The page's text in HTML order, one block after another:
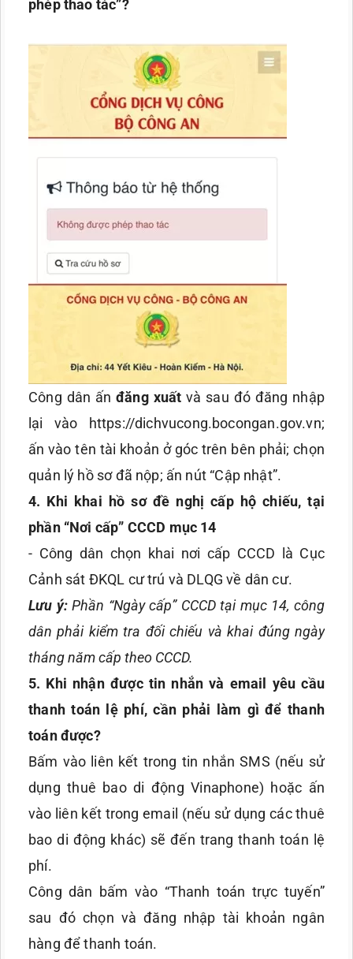
phép thao tác”?
Công dân ấnđăng xuấtvà sau đó đăng nhập
lại vào https://dichvucong.bocongan.gov.vn;
ấn vào tên tài khoản ở góc trên bên phải; chọn
quản lý hồ sơ đã nộp; ấn nút “Cập nhật”.
4. Khi khai hồ sơ đề nghị cấp hộ chiếu, tại
phần “Nơi cấp” CCCD mục 14
- Công dân chọn khai nơi cấp CCCD là Cục
Cảnh sát ĐKQL cư trú và DLQG về dân cư.
Lưu ý:Phần “Ngày cấp” CCCD tại mục 14, công
dân phải kiểm tra đối chiếu và khai đúng ngày
tháng năm cấp theo CCCD.
5. Khi nhận được tin nhắn và email yêu cầu
thanh toán lệ phí, cần phải làm gì để thanh
toán được?
Bấm vào liên kết trong tin nhắn SMS (nếu sử
dụng thuê bao di động Vinaphone) hoặc ấn
vào liên kết trong email (nếu sử dụng các thuê
bao di động khác) sẽ đến trang thanh toán lệ
phí.
Công dân bấm vào “Thanh toán trực tuyến”
sau đó chọn và đăng nhập tài khoản ngân
hàng để thanh toán.